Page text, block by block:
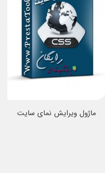
ماژول ویرایش نمای سایت